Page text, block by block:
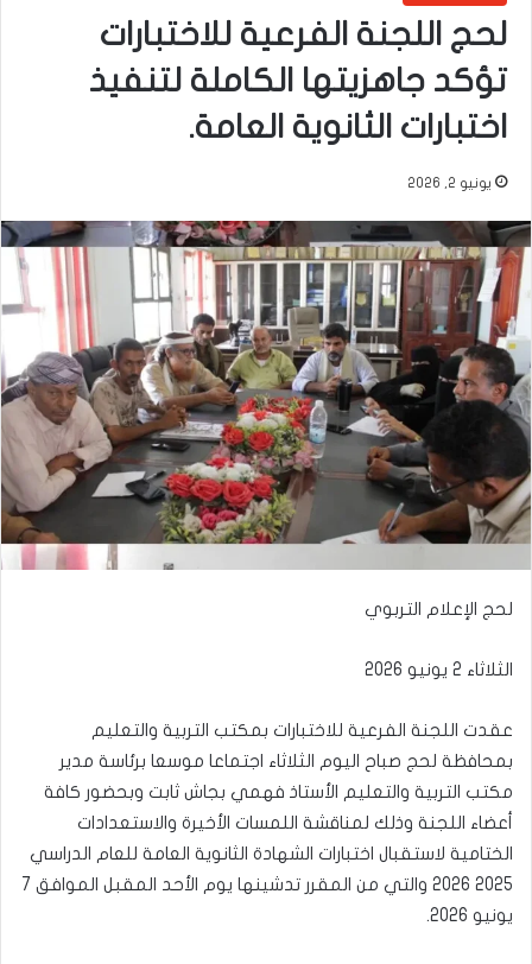
لحج اللجنة الفرعية للاختبارات
تؤكد جاهزيتها الكاملة لتنفيذ
اختبارات الثانوية العامة.
يونيو 2, 2026
لحج الإعلام التربوي
الثلاثاء 2 يونيو 2026
​عقدت اللجنة الفرعية للاختبارات بمكتب التربية والتعليم
بمحافظة لحج صباح اليوم الثلاثاء اجتماعا موسعا برئاسة مدير
مكتب التربية والتعليم الأستاذ فهمي بجاش ثابت وبحضور كافة
أعضاء اللجنة وذلك لمناقشة اللمسات الأخيرة والاستعدادات
الختامية لاستقبال اختبارات الشهادة الثانوية العامة للعام الدراسي
2025 2026 والتي من المقرر تدشينها يوم الأحد المقبل الموافق 7
يونيو 2026.